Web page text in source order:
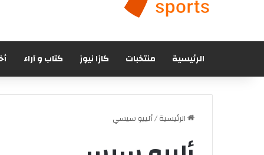
الرئيسية منتخبات كازا نيوز كتاب و آراء
الرئيسية/ألييو سيسي